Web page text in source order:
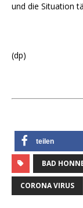
und die Situation
(dp)
teilen
BAD
CORONA VIRUS